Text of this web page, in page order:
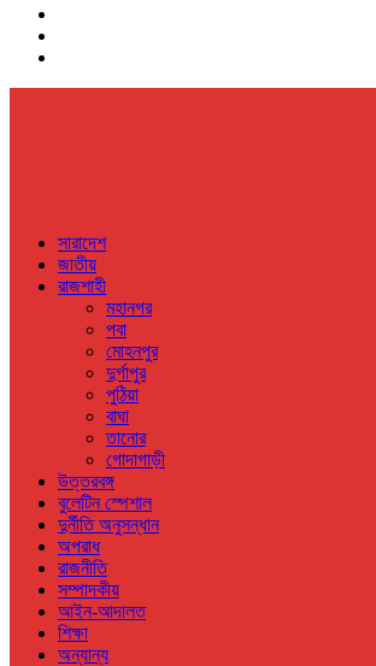
সারাদেশ
জাতীয়
রাজশাহী
মহানগর
পবা
মোহনপুর
দুর্গাপুর
পুঠিয়া
বাঘা
তানোর
গোদাগাড়ী
উত্তরবঙ্গ
বুলেটিন স্পেশাল
দুর্নীতি অনুসন্ধান
অপরাধ
রাজনীতি
সম্পাদকীয়
আইন-আদালত
শিক্ষা
অন্যান্য